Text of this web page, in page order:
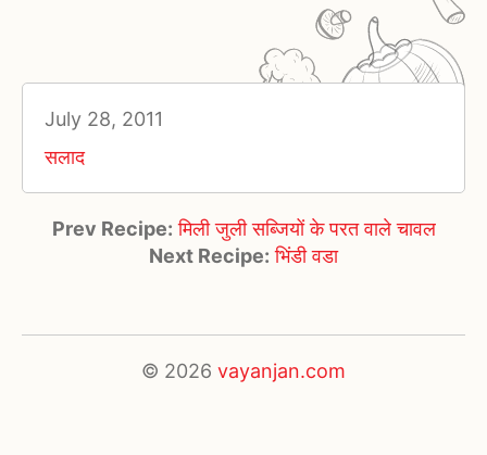
July 28, 2011
सलाद
Prev Recipe: मिली जुली सब्जियों के परत वाले चावल
Next Recipe: भिंडी वडा
© 2026 vayanjan.com